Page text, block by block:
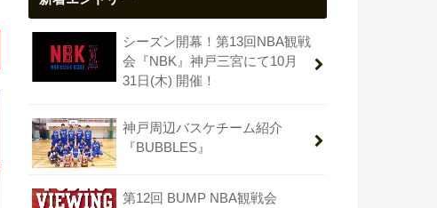
シーズン開幕！第13回NBA観戦
会『NBK』神戸三宮にて10月
31日(木) 開催！
神戸周辺バスケチーム紹介
『BUBBLES』
第12回 BUMP NBA観戦会